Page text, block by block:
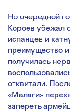
Но очередной
Короев убежал
испанцев и
преимущество и
получилась
отквитали.
«Малаги»
запереть